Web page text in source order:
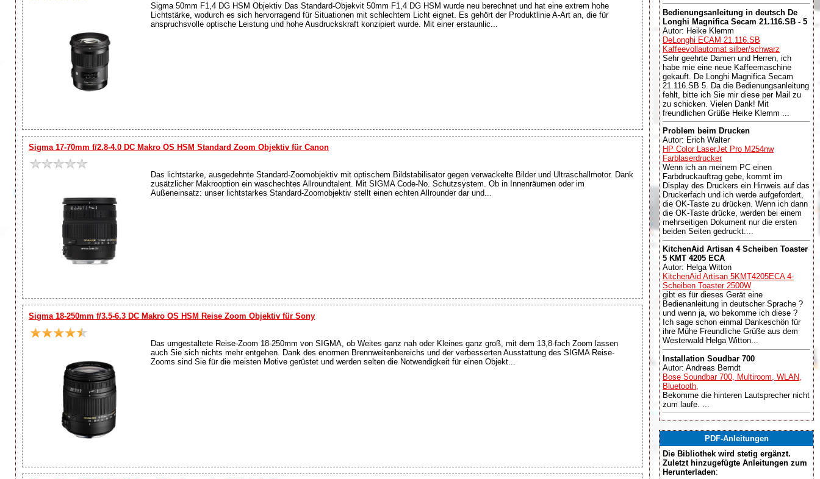
Sigma 50mm F1,4 DG HSM Objektiv Das Standard-Objekvit 50mm F1,4 DG HSM wurde neu berechnet und hat eine extrem hohe
Lichtstärke, wodurch es sich hervorragend für Situationen mit schlechtem Licht eignet. Es gehört der Produktlinie A-Art an, die für
anspruchsvolle optische Leistung und hohe Ausdruckskraft konzipiert wurde. Mit einer erstaunlic...
Sigma 17-70mm f/2.8-4.0 DC Makro OS HSM Standard Zoom Objektiv für Canon
Das lichtstarke, ausgedehnte Standard-Zoomobjektiv mit optischem Bildstabilisator gegen verwackelte Bilder und Ultraschallmotor. Dank
zusätzlicher Makrooption ein waschechtes Allroundtalent. Mit SIGMA Code-No. Schutzsystem. Ob in Innenräumen oder im
Außeneinsatz: unser lichtstarkes Standard-Zoomobjektiv stellt einen echten Allrounder dar und...
Sigma 18-250mm f/3.5-6.3 DC Makro OS HSM Reise Zoom Objektiv für Sony
Das umgestaltete Reise-Zoom 18-250mm von SIGMA, ob Weites ganz nah oder Kleines ganz groß, mit dem 13,8-fach Zoom lassen
auch Sie sich nichts mehr entgehen. Dank des enormen Brennweitenbereichs und der verbesserten Ausstattung des SIGMA Reise-
Zooms sind Sie für die meisten Motive gerüstet und werden selten die Notwendigkeit für einen Objekt...
Bedienungsanleitung in deutsch De
Longhi Magnifica Secam 21.116.SB - 5
Autor: Heike Klemm
DeLonghi ECAM 21.116.SB
Kaffeevollautomat silber/schwarz
Sehr geehrte Damen und Herren, ich
habe mie eine neue Kaffeemaschine
gekauft. De Longhi Magnifica Secam
21.116.SB 5. Da die Bedienungsanleitung
fehlt, bitte ich Sie mir diese per Mail zu
zu schicken. Vielen Dank! Mit
freundlichen Grüße Heike Klemm ...
Problem beim Drucken
Autor: Erich Walter
HP Color LaserJet Pro M254nw
Farblaserdrucker
Wenn ich an meinem PC einen
Farbdruckauftrag gebe, kommt im
Display des Druckers ein Hinweis auf das
Druckerfach und ich werde aufgefordert,
die OK-Taste zu drücken. Wenn ich dann
die OK-Taste drücke, werden bei einem
mehrseitigen Dokument nur die ersten
beiden Seiten gedruckt....
KitchenAid Artisan 4 Scheiben Toaster
5 KMT 4205 ECA
Autor: Helga Witton
KitchenAid Artisan 5KMT4205ECA 4-
Scheiben Toaster 2500W
gibt es für dieses Gerät eine
Bedienanleitung in deutscher Sprache ?
und wenn ja, wo bekomme ich diese ?
Ich sage schon einmal Dankeschön für
ihre Mühe Freundliche Grüße aus dem
Westerwald Helga Witton...
Installation Soudbar 700
Autor: Andreas Berndt
Bose Soundbar 700, Multiroom, WLAN,
Bluetooth,
Bekomme die hinteren Lautsprecher nicht
zum laufe. ...
PDF-Anleitungen
Die Bibliothek wird stetig ergänzt.
Zuletzt hinzugefügte Anleitungen zum
Herunterladen: